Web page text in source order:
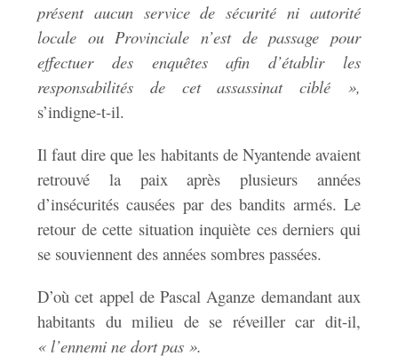
présent aucun service de sécurité ni autorité
locale ou Provinciale n’est de passage pour
effectuer des enquêtes afin d’établir les
responsabilités de cet assassinat ciblé »,
s’indigne-t-il.
Il faut dire que les habitants de Nyantende avaient
retrouvé la paix après plusieurs années
d’insécurités causées par des bandits armés. Le
retour de cette situation inquiète ces derniers qui
se souviennent des années sombres passées.
D’où cet appel de Pascal Aganze demandant aux
habitants du milieu de se réveiller car dit-il,
« l’ennemi ne dort pas ».